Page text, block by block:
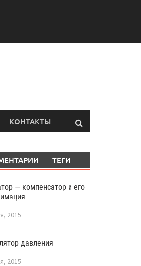
КОНТАКТЫ
ТЕГИ
— компенсатор и его
2015
давления
2015